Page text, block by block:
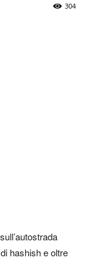
304
hashish e oltre